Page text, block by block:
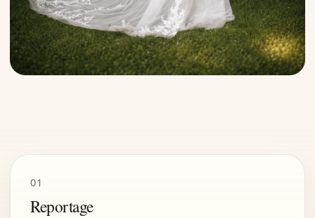
01
Reportage